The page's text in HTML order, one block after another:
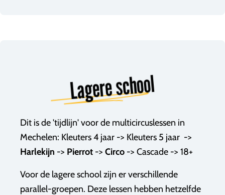
Lagere school
Dit is de 'tijdlijn' voor de multicircuslessen in
Mechelen: Kleuters 4 jaar -> Kleuters 5 jaar ->
Harlekijn -> Pierrot -> Circo -> Cascade -> 18+
Voor de lagere school zijn er verschillende
parallel-groepen. Deze lessen hebben hetzelfde